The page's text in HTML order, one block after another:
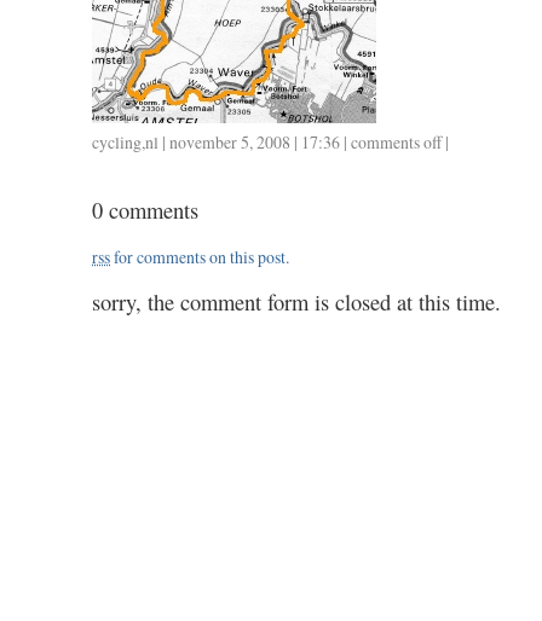
cycling,nl | november 5, 2008 | 17:36 | comments offon
|
0 comments
rssfor comments on this post.
sorry, the comment form is closed at this time.